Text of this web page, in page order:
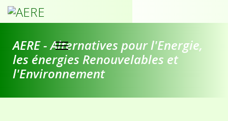
AERE - Alternatives pour l'Energie,
les énergies Renouvelables et
l'Environnement